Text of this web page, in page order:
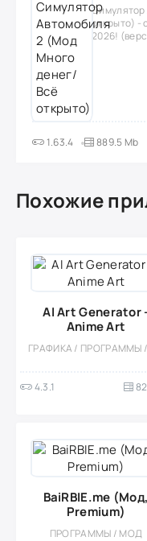
открыто) -
2026!
1.63.4 889.5 Mb
Похожие
AI Art Generator
Anime Art
4.3.1
BaiRBIE.me (Мод,
Premium)
ПРОГРАММЫ / МОД